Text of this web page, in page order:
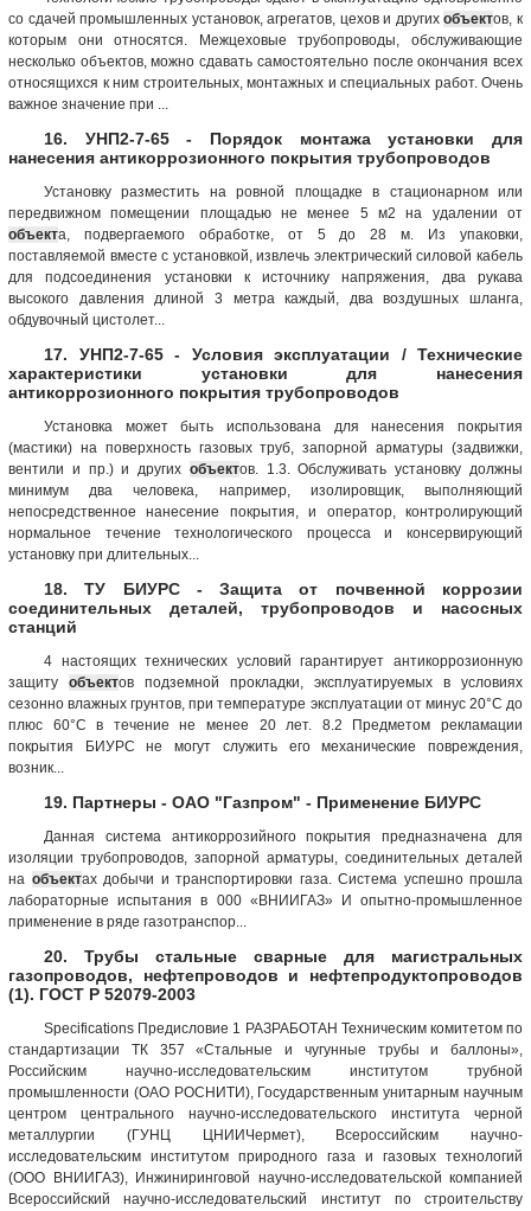
со сдачей промышленных установок, агрегатов, цехов и другихобъектов, к
которым они относятся. Межцеховые трубопроводы, обслуживающие
несколько объектов, можно сдавать самостоятельно после окончания всех
относящихся к ним строительных, монтажных и специальных работ. Очень
важное значение при ...
16. УНП2-7-65 - Порядок монтажа установки для
нанесения антикоррозионного покрытия трубопроводов
Установку разместить на ровной площадке в стационарном или
передвижном помещении площадью не менее 5 м2 на удалении от
объекта, подвергаемого обработке, от 5 до 28 м. Из упаковки,
поставляемой вместе с установкой, извлечь электрический силовой кабель
для подсоединения установки к источнику напряжения, два рукава
высокого давления длиной 3 метра каждый, два воздушных шланга,
обдувочный цистолет...
17. УНП2-7-65 - Условия эксплуатации / Технические
характеристики установки для нанесения
антикоррозионного покрытия трубопроводов
Установка может быть использована для нанесения покрытия
(мастики) на поверхность газовых труб, запорной арматуры (задвижки,
вентили и пр.) и других объектов. 1.3. Обслуживать установку должны
минимум два человека, например, изолировщик, выполняющий
непосредственное нанесение покрытия, и оператор, контролирующий
нормальное течение технологического процесса и консервирующий
установку при длительных...
18. ТУ БИУРС - Защита от почвенной коррозии
соединительных деталей, трубопроводов и насосных
станций
4 настоящих технических условий гарантирует антикоррозионную
защиту объектов подземной прокладки, эксплуатируемых в условиях
сезонно влажных грунтов, при температуре эксплуатации от минус 20°С до
плюс 60°С в течение не менее 20 лет. 8.2 Предметом рекламации
покрытия БИУРС не могут служить его механические повреждения,
возник...
19. Партнеры - ОАО "Газпром" - Применение БИУРС
Данная система антикоррозийного покрытия предназначена для
изоляции трубопроводов, запорной арматуры, соединительных деталей
на объектах добычи и транспортировки газа. Система успешно прошла
лабораторные испытания в 000 «ВНИИГАЗ» И опытно-промышленное
применение в ряде газотранспор...
20. Трубы стальные сварные для магистральных
газопроводов, нефтепроводов и нефтепродуктопроводов
(1). ГОСТ Р 52079-2003
Specifications Предисловие 1 РАЗРАБОТАН Техническим комитетом по
стандартизации ТК 357 «Стальные и чугунные трубы и баллоны»,
Российским научно-исследовательским институтом трубной
промышленности (ОАО РОСНИТИ), Государственным унитарным научным
центром центрального научно-исследовательского института черной
металлургии (ГУНЦ ЦНИИЧермет), Всероссийским научно-
исследовательским институтом природного газа и газовых технологий
(ООО ВНИИГАЗ), Инжиниринговой научно-исследовательской компанией
Всероссийский научно-исследовательский институт по строительству